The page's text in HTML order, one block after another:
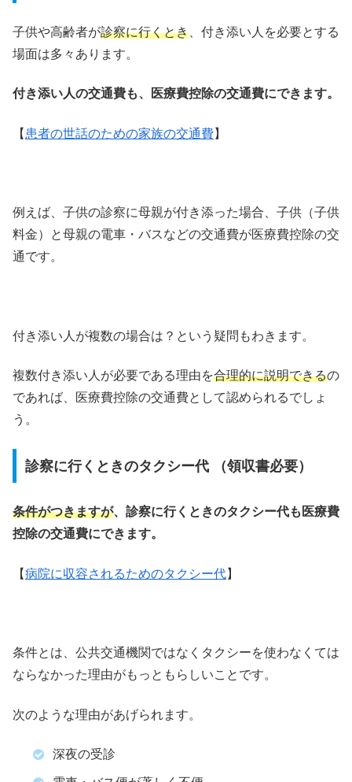
子供や高齢者が診察に行くとき 、付き添い人を必要とする
場面は多々あります。
付き添い人の交通費も、医療費控除の交通費にできます。
【 患者の世話のための家族の交通費】
例えば、子供の診察に母親が付き添った場合、子供（子供
料金）と母親の電車・バスなどの交通費が医療費控除の交
通です。
付き添い人が複数の場合は？という疑問もわきます。
複数付き添い人が必要である理由を合理的に説明できるの
であれば、医療費控除の交通費として認められるでしょ
う。
診察に行くときのタクシー代 （領収書必要）
条件がつきますが、診察に行くときのタクシー代も医療費
控除の交通費にできます。
【病院に収容されるためのタクシー代】
条件とは、公共交通機関ではなくタクシーを使わなくては
ならなかった理由がもっともらしいことです。
次のような理由があげられます。
深夜の受診